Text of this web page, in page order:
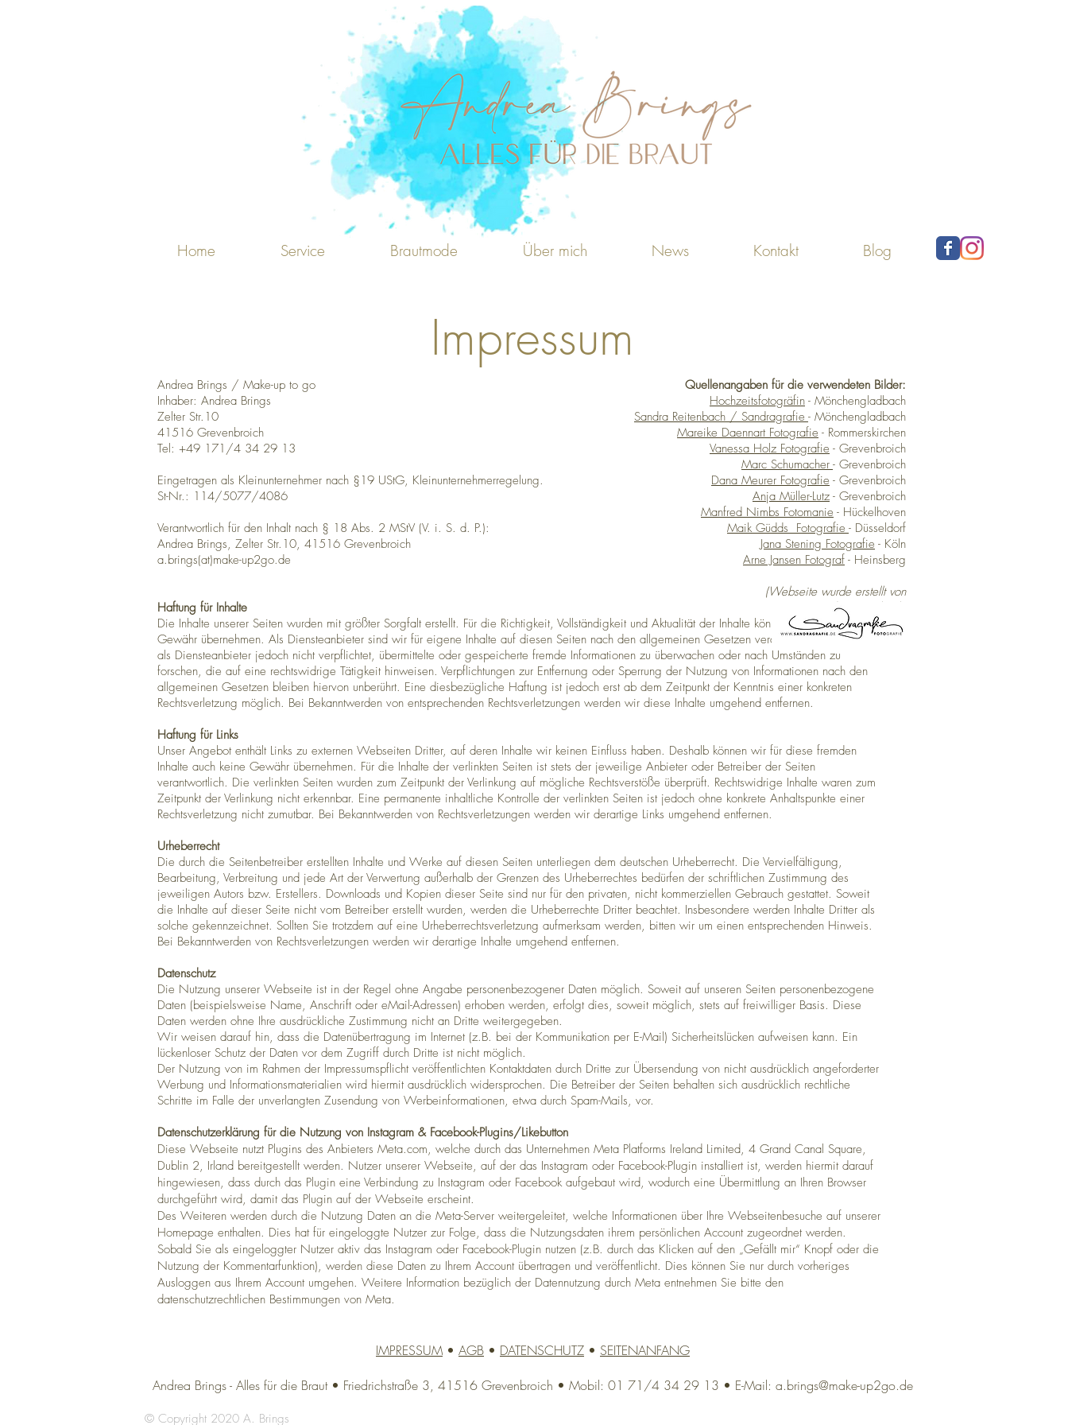
Home Service Brautmode Über mich News Kontakt Blog
Impressum
Andrea Brings / Make-up to go
Inhaber: Andrea Brings
Zelter Str.10
41516 Grevenbroich
Tel: +49 171/4 34 29 13
Eingetragen als Kleinunternehmer nach §19 UStG, Kleinunternehmerregelung.
St-Nr.: 114/5077/4086
Verantwortlich für den Inhalt nach § 18 Abs. 2 MStV (V. i. S. d. P.):
Andrea Brings, Zelter Str.10, 41516 Grevenbroich
a.brings(at)make-up2go.de
Haftung für Inhalte
Die Inhalte unserer Seiten wurden mit größter Sorgfalt erstellt. Für die Richtigkeit, Vollständigkeit und Aktualität der Inhalte können wir jedoch keine
Gewähr übernehmen. Als Diensteanbieter sind wir für eigene Inhalte auf diesen Seiten nach den allgemeinen Gesetzen verantwortlich. Wir sind
als Diensteanbieter jedoch nicht verpflichtet, übermittelte oder gespeicherte fremde Informationen zu überwachen oder nach Umständen zu
forschen, die auf eine rechtswidrige Tätigkeit hinweisen. Verpflichtungen zur Entfernung oder Sperrung der Nutzung von Informationen nach den
allgemeinen Gesetzen bleiben hiervon unberührt. Eine diesbezügliche Haftung ist jedoch erst ab dem Zeitpunkt der Kenntnis einer konkreten
Rechtsverletzung möglich. Bei Bekanntwerden von entsprechenden Rechtsverletzungen werden wir diese Inhalte umgehend entfernen.
Haftung für Links
Unser Angebot enthält Links zu externen Webseiten Dritter, auf deren Inhalte wir keinen Einfluss haben. Deshalb können wir für diese fremden
Inhalte auch keine Gewähr übernehmen. Für die Inhalte der verlinkten Seiten ist stets der jeweilige Anbieter oder Betreiber der Seiten
verantwortlich. Die verlinkten Seiten wurden zum Zeitpunkt der Verlinkung auf mögliche Rechtsverstöße überprüft. Rechtswidrige Inhalte waren zum
Zeitpunkt der Verlinkung nicht erkennbar. Eine permanente inhaltliche Kontrolle der verlinkten Seiten ist jedoch ohne konkrete Anhaltspunkte einer
Rechtsverletzung nicht zumutbar. Bei Bekanntwerden von Rechtsverletzungen werden wir derartige Links umgehend entfernen.
Urheberrecht
Die durch die Seitenbetreiber erstellten Inhalte und Werke auf diesen Seiten unterliegen dem deutschen Urheberrecht. Die Vervielfältigung,
Bearbeitung, Verbreitung und jede Art der Verwertung außerhalb der Grenzen des Urheberrechtes bedürfen der schriftlichen Zustimmung des
jeweiligen Autors bzw. Erstellers. Downloads und Kopien dieser Seite sind nur für den privaten, nicht kommerziellen Gebrauch gestattet. Soweit
die Inhalte auf dieser Seite nicht vom Betreiber erstellt wurden, werden die Urheberrechte Dritter beachtet. Insbesondere werden Inhalte Dritter als
solche gekennzeichnet. Sollten Sie trotzdem auf eine Urheberrechtsverletzung aufmerksam werden, bitten wir um einen entsprechenden Hinweis.
Bei Bekanntwerden von Rechtsverletzungen werden wir derartige Inhalte umgehend entfernen.
Datenschutz
Die Nutzung unserer Webseite ist in der Regel ohne Angabe personenbezogener Daten möglich. Soweit auf unseren Seiten personenbezogene
Daten (beispielsweise Name, Anschrift oder eMail-Adressen) erhoben werden, erfolgt dies, soweit möglich, stets auf freiwilliger Basis. Diese
Daten werden ohne Ihre ausdrückliche Zustimmung nicht an Dritte weitergegeben.
Wir weisen darauf hin, dass die Datenübertragung im Internet (z.B. bei der Kommunikation per E-Mail) Sicherheitslücken aufweisen kann. Ein
lückenloser Schutz der Daten vor dem Zugriff durch Dritte ist nicht möglich.
Der Nutzung von im Rahmen der Impressumspflicht veröffentlichten Kontaktdaten durch Dritte zur Übersendung von nicht ausdrücklich angeforderter
Werbung und Informationsmaterialien wird hiermit ausdrücklich widersprochen. Die Betreiber der Seiten behalten sich ausdrücklich rechtliche
Schritte im Falle der unverlangten Zusendung von Werbeinformationen, etwa durch Spam-Mails, vor.
Datenschutzerklärung für die Nutzung von Instagram & Facebook-Plugins/Likebutton
Diese Webseite nutzt Plugins des Anbieters Meta.com, welche durch das Unternehmen Meta Platforms Ireland Limited, 4 Grand Canal Square,
Dublin 2, Irland bereitgestellt werden. Nutzer unserer Webseite, auf der das Instagram oder Facebook-Plugin installiert ist, werden hiermit darauf
hingewiesen, dass durch das Plugin eine Verbindung zu Instagram oder Facebook aufgebaut wird, wodurch eine Übermittlung an Ihren Browser
durchgeführt wird, damit das Plugin auf der Webseite erscheint.
Des Weiteren werden durch die Nutzung Daten an die Meta-Server weitergeleitet, welche Informationen über Ihre Webseitenbesuche auf unserer
Homepage enthalten. Dies hat für eingeloggte Nutzer zur Folge, dass die Nutzungsdaten ihrem persönlichen Account zugeordnet werden.
Sobald Sie als eingeloggter Nutzer aktiv das Instagram oder Facebook-Plugin nutzen (z.B. durch das Klicken auf den „Gefällt mir“ Knopf oder die
Nutzung der Kommentarfunktion), werden diese Daten zu Ihrem Account übertragen und veröffentlicht. Dies können Sie nur durch vorheriges
Ausloggen aus Ihrem Account umgehen. Weitere Information bezüglich der Datennutzung durch Meta entnehmen Sie bitte den
datenschutzrechtlichen Bestimmungen von Meta.
Quellenangaben für die verwendeten Bilder:
Hochzeitsfotogräfin - Mönchengladbach
Sandra Reitenbach / Sandragrafie - Mönchengladbach
Mareike Daennart Fotografie - Rommerskirchen
Vanessa Holz Fotografie - Grevenbroich
Marc Schumacher - Grevenbroich
Dana Meurer Fotografie - Grevenbroich
Anja Müller-Lutz - Grevenbroich
Manfred Nimbs Fotomanie - Hückelhoven
Maik Güdds Fotografie - Düsseldorf
Jana Stening Fotografie - Köln
Arne Jansen Fotograf - Heinsberg
(Webseite wurde erstellt von
Sandra Reitenbach)
IMPRESSUM • AGB • DATENSCHUTZ • SEITENANFANG
Andrea Brings - Alles für die Braut • Friedrichstraße 3, 41516 Grevenbroich • Mobil: 01 71/4 34 29 13 • E-Mail: a.brings@make-up2go.de
© Copyright 2020 A. Brings